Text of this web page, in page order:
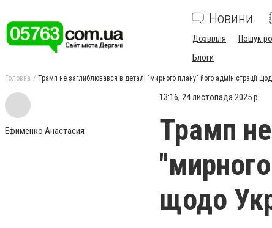
Новини
Дозвілля Пошук
Блоги
Головна Трамп не заглиблювався в деталі "мирного плану" його адміністрації
Ефименко Анастасия
13:16, 24 листопада 2025 р.
Трамп
"мирного
щодо